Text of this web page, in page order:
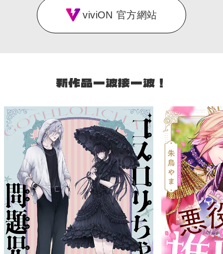
viviON 官方網站
新作品一波接一波！